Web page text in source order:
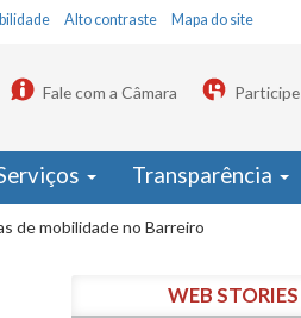
Alto contraste Mapa do site
Fale com a Câmara Participe
Transparência
de mobilidade no Barreiro
WEB STORIES